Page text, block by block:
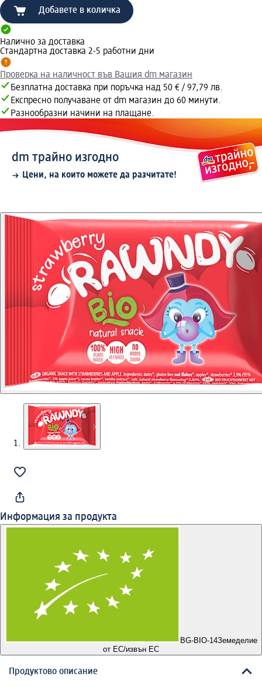
Добавете в количка
Налично за доставка
Стандартна доставка 2-5 работни дни
Проверка на наличност във Вашия dm магазин
Безплатна доставка при поръчка над 50 € / 97,79 лв.
Експресно получаване от dm магазин до 60 минути.
Разнообразни начини на плащане.
dm трайно изгодно
Цени, на които можете да разчитате!
Информация за продукта
BG-BIO-14Земеделие
от ЕС/извън ЕС
Продуктово описание